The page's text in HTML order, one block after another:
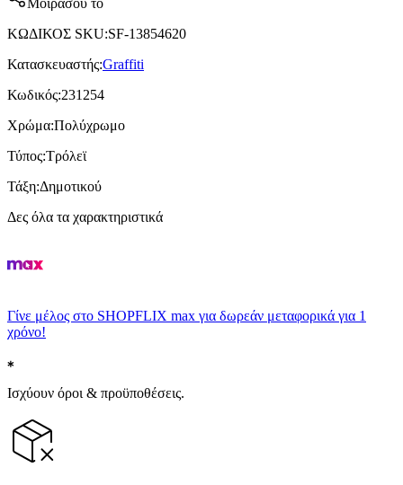
ΚΩΔΙΚΟΣ SKU:SF-13854620
Κατασκευαστής:Graffiti
Κωδικός:231254
Χρώμα:Πολύχρωμο
Τύπος:Τρόλεϊ
Τάξη:Δημοτικού
Δες όλα τα χαρακτηριστικά
Γίνε μέλος στο SHOPFLIX max για δωρεάν μεταφορικά για 1
χρόνο!
Ισχύουν όροι & προϋποθέσεις.